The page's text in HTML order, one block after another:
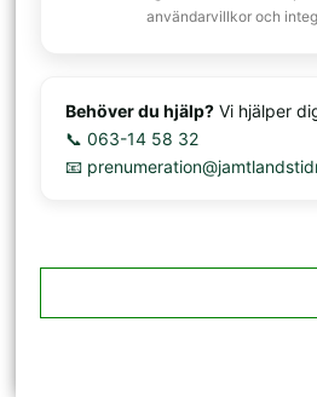
användarvillkor och
Behöver du hjälp? Vi hjälper
📞 063-14 58 32
📧